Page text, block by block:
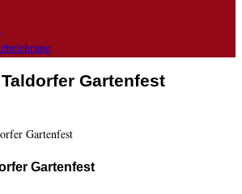
Gartenfest
Gartenfest
Gartenfest